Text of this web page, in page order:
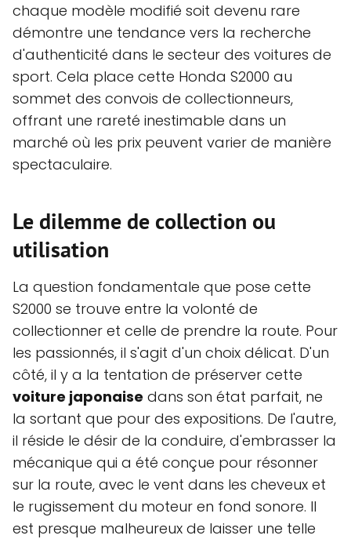
chaque modèle modifié soit devenu rare
démontre une tendance vers la recherche
d'authenticité dans le secteur des voitures de
sport. Cela place cette Honda S2000 au
sommet des convois de collectionneurs,
offrant une rareté inestimable dans un
marché où les prix peuvent varier de manière
spectaculaire.
Le dilemme de collection ou
utilisation
La question fondamentale que pose cette
S2000 se trouve entre la volonté de
collectionner et celle de prendre la route. Pour
les passionnés, il s'agit d'un choix délicat. D'un
côté, il y a la tentation de préserver cette
voiture japonaise dans son état parfait, ne
la sortant que pour des expositions. De l'autre,
il réside le désir de la conduire, d'embrasser la
mécanique qui a été conçue pour résonner
sur la route, avec le vent dans les cheveux et
le rugissement du moteur en fond sonore. Il
est presque malheureux de laisser une telle